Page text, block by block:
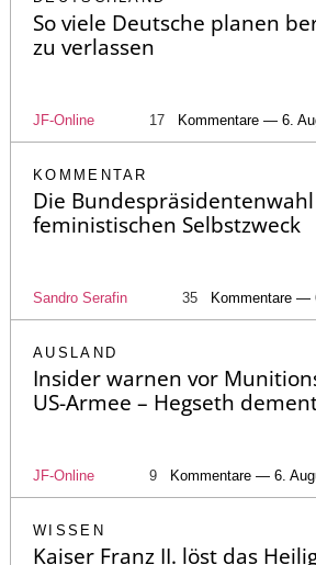
So viele Deutsche planen
zu verlassen
JF-Online 17 Kommentare — 6.
KOMMENTAR
Die
feministischen Selbstzweck
Sandro Serafin 35 Kommentare —
AUSLAND
Insider warnen vor
US-Armee – Hegseth
JF-Online 9 Kommentare — 6.
WISSEN
Kaiser Franz II. löst das